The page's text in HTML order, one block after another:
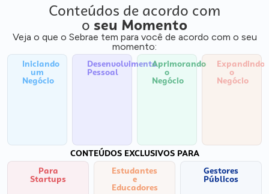
Conteúdos de acordo com
o seu Momento
Veja o que o Sebrae tem para você de acordo com o seu
momento:
Iniciando
um
Negócio
Desenvolvimento
Pessoal
Aprimorando
o
Negócio
Expandindo
o
Negócio
CONTEÚDOS EXCLUSIVOS PARA
Para
Startups
Estudantes
e
Educadores
Gestores
Públicos